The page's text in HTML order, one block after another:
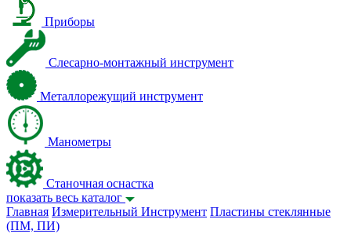
Приборы
Слесарно-монтажный инструмент
Металлорежущий инструмент
Манометры
Станочная оснастка
показать весь каталог
Главная Измерительный Инструмент Пластины стеклянные
(ПМ, ПИ)